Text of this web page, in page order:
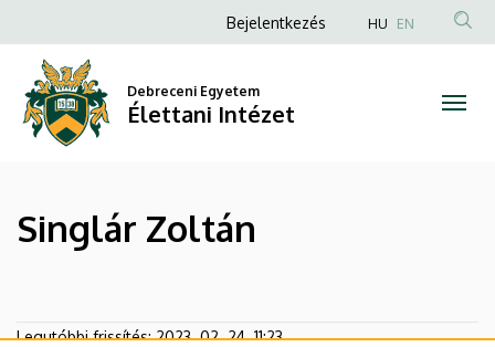
Zoltán
Élettani
Intézet
a
tartalomra
Anonim
fiók
menüje
Bejelentkezés HU EN
Debreceni Egyetem
Élettani Intézet
Singlár Zoltán
Legutóbbi frissítés: 2023. 02. 24. 11:23